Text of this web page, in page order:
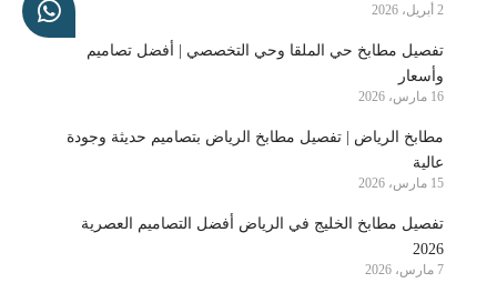
2 أبريل، 2026
تفصيل مطابخ حي الملقا وحي التخصصي | أفضل تصاميم
وأسعار
16 مارس، 2026
مطابخ الرياض | تفصيل مطابخ الرياض بتصاميم حديثة وجودة
عالية
15 مارس، 2026
تفصيل مطابخ الخليج في الرياض أفضل التصاميم العصرية
2026
7 مارس، 2026